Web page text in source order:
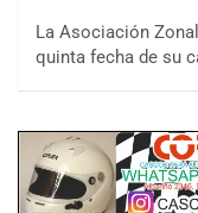
La Asociación
quinta fecha de su